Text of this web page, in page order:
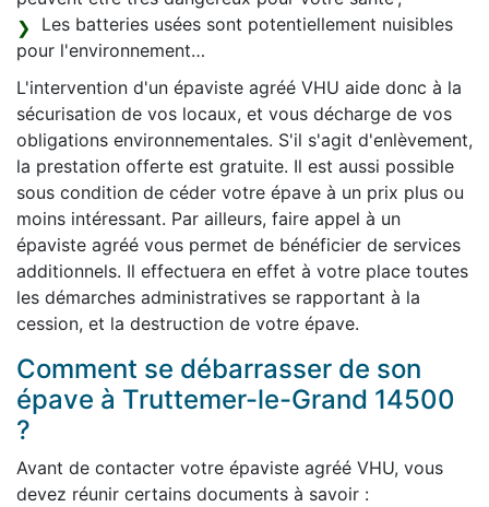
Les batteries usées sont potentiellement nuisibles
pour l'environnement…
L'intervention d'un épaviste agréé VHU aide donc à la
sécurisation de vos locaux, et vous décharge de vos
obligations environnementales. S'il s'agit d'enlèvement,
la prestation offerte est gratuite. Il est aussi possible
sous condition de céder votre épave à un prix plus ou
moins intéressant. Par ailleurs, faire appel à un
épaviste agréé vous permet de bénéficier de services
additionnels. Il effectuera en effet à votre place toutes
les démarches administratives se rapportant à la
cession, et la destruction de votre épave.
Comment se débarrasser de son
épave à Truttemer-le-Grand 14500
?
Avant de contacter votre épaviste agréé VHU, vous
devez réunir certains documents à savoir :